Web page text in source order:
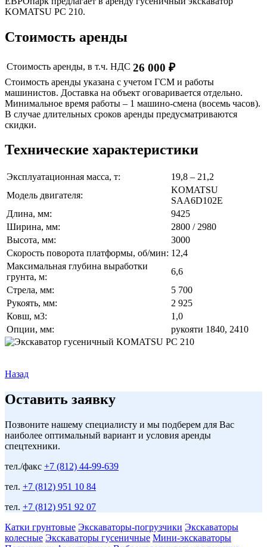
KOMATSU PC 210.
Стоимость аренды
Стоимость аренды, в т.ч. НДС 26 000 ₽
Стоимость аренды указана с учетом ГСМ и работы
машинистов. Доставка на объект оговаривается отдельно.
Минимальное время работы – 1 машино-смена (восемь часов).
В случае длительных сроков аренды предусматриваются
скидки.
Технические характеристики
Эксплуатационная масса, т:
19,8 – 21,2
Модель двигателя:
KOMATSU
SAA6D102E
Длина, мм:
9425
Ширина, мм:
2800 / 2980
Высота, мм:
3000
Скорость поворота платформы, об/мин: 12,4
Максимальная глубина выработки
грунта, м:
6,6
Стрела, мм:
5 700
Рукоять, мм:
2 925
Ковш, м3:
1,0
Опции, мм:
рукояти 1840, 2410
Назад
Оставить заявку
Позвоните нашему специалисту и мы подберем для Вас
наиболее оптимальный вариант и условия аренды
спецтехники.
тел./факс +7 (812) 44-99-639
тел. +7 (812) 951 10 84
тел. +7 (812) 951 92 07
Катки грунтовые Экскаваторы-погрузчики Экскаваторы
колесные Экскаваторы гусеничные Мини-экскаваторы